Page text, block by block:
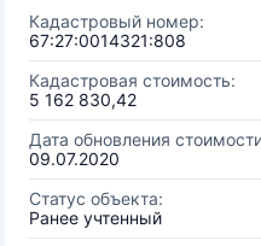
Кадастровый номер:
67:27:0014321:808
Кадастровая стоимость:
5 162 830,42
Дата обновления
09.07.2020
Статус объекта:
Ранее учтенный